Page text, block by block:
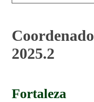
2025.2
Fortaleza